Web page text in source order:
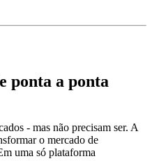
ponta a ponta
- mas não precisam ser. A
o mercado de
uma só plataforma